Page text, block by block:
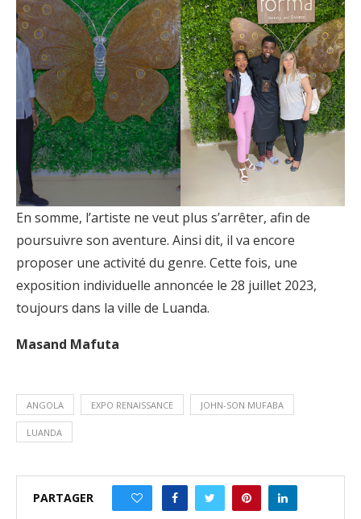
En somme, l’artiste ne veut plus s’arrêter, afin de
poursuivre son aventure. Ainsi dit, il va encore
proposer une activité du genre. Cette fois, une
exposition individuelle annoncée le 28 juillet 2023,
toujours dans la ville de Luanda.
Masand Mafuta
ANGOLA EXPO RENAISSANCE JOHN-SON MUFABA
LUANDA
PARTAGER